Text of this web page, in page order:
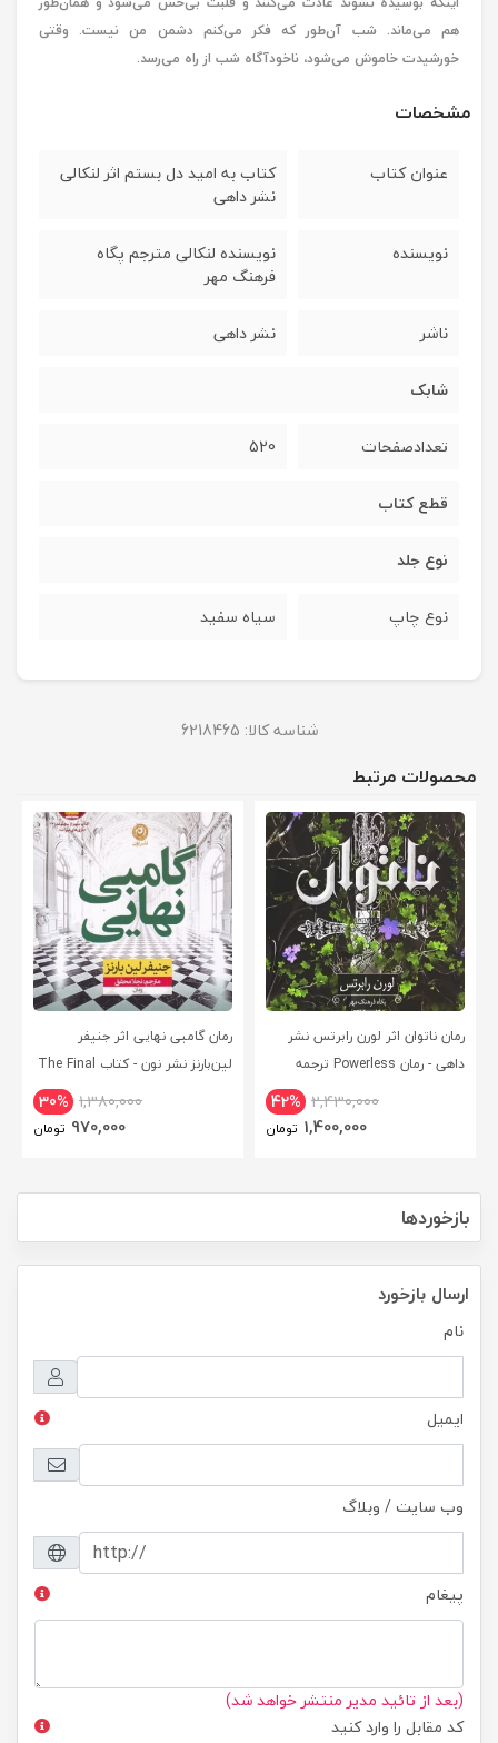
هم می‌ماند. شب آن‌طور که فکر می‌کنم دشمن من نیست. وقتی
خورشیدت خاموش می‌شود، ناخودآگاه شب از راه می‌رسد.
مشخصات
عنوان کتاب
کتاب به‌ امید‌‌‌‌ دل‌ بستم اثر لنکالی
نشر داهی
نویسنده
نویسنده لنکالی مترجم پگاه
فرهنگ مهر
ناشر نشر داهی
شابک
تعدادصفحات 520
قطع کتاب
نوع جلد
نوع چاپ سیاه سفید
شناسه کالا: 6218465
محصولات مرتبط
رمان ناتوان اثر لورن رابرتس نشر
داهی - رمان Powerless ترجمه
42% 2,430,000
1,400,000 تومان
رمان گامبی نهایی اثر جنیفر
لین‌بارنز نشر نون - کتاب The Final
30% 1,380,000
970,000 تومان
بازخوردها
ارسال بازخورد
نام
ایمیل
وب سایت / وبلاگ
پیغام
(بعد از تائید مدیر منتشر خواهد شد)
کد مقابل را وارد کنید